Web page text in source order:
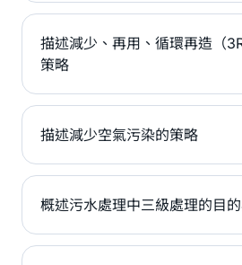
描述減少、再用、循環再造（
策略
描述減少空氣污染的策略
概述污水處理中三級處理的目